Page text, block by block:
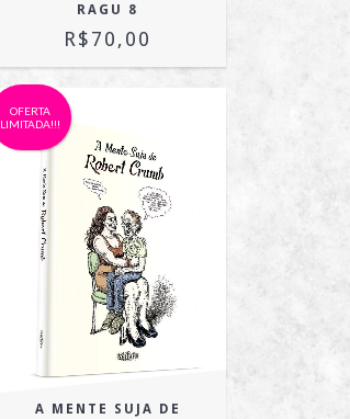
RAGU 8
R$70,00
OFERTA
LIMITADA!!!
A MENTE SUJA DE